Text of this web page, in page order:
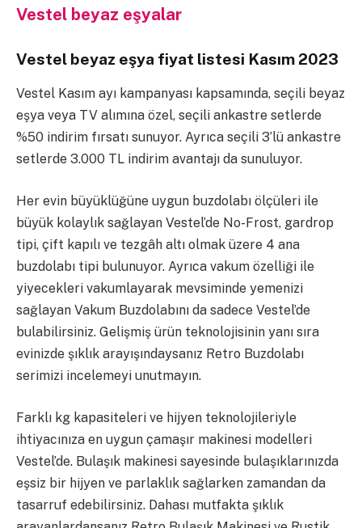
Vestel beyaz eşyalar
Vestel beyaz eşya fiyat listesi Kasım 2023
Vestel Kasım ayı kampanyası kapsamında, seçili beyaz
eşya veya TV alımına özel, seçili ankastre setlerde
%50 indirim fırsatı sunuyor. Ayrıca seçili 3’lü ankastre
setlerde 3.000 TL indirim avantajı da sunuluyor.
Her evin büyüklüğüne uygun buzdolabı ölçüleri ile
büyük kolaylık sağlayan Vestel’de No-Frost, gardrop
tipi, çift kapılı ve tezgâh altı olmak üzere 4 ana
buzdolabı tipi bulunuyor. Ayrıca vakum özelliği ile
yiyecekleri vakumlayarak mevsiminde yemenizi
sağlayan Vakum Buzdolabını da sadece Vestel’de
bulabilirsiniz. Gelişmiş ürün teknolojisinin yanı sıra
evinizde şıklık arayışındaysanız Retro Buzdolabı
serimizi incelemeyi unutmayın.
Farklı kg kapasiteleri ve hijyen teknolojileriyle
ihtiyacınıza en uygun çamaşır makinesi modelleri
Vestel’de. Bulaşık makinesi sayesinde bulaşıklarınızda
eşsiz bir hijyen ve parlaklık sağlarken zamandan da
tasarruf edebilirsiniz. Dahası mutfakta şıklık